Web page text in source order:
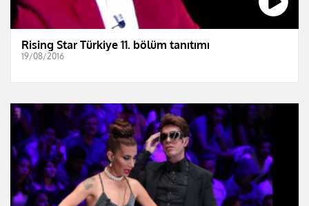
Rising Star Türkiye 11. bölüm tanıtımı
19/08/2016